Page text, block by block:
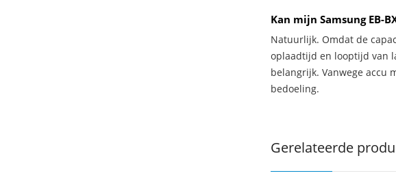
Kan mijn Samsung EB-
Natuurlijk. Omdat de
oplaadtijd en looptijd van
belangrijk. Vanwege accu
bedoeling.
Gerelateerde